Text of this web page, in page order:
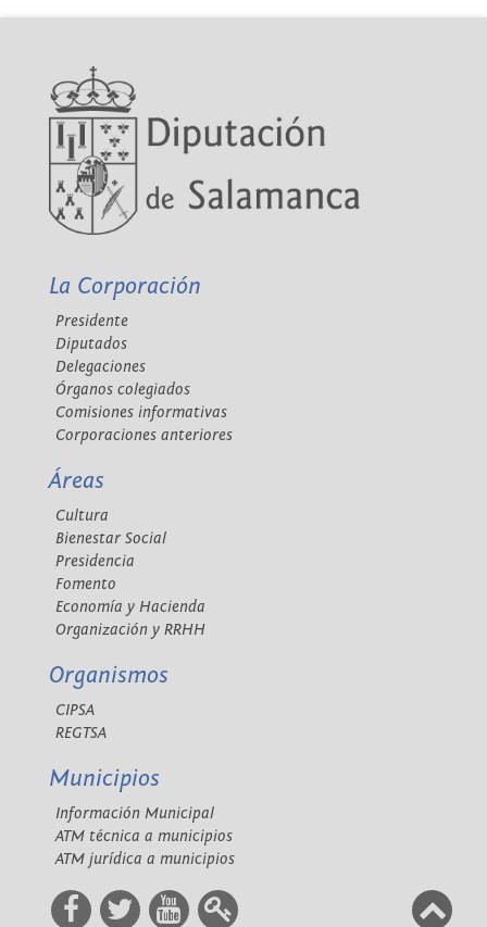
La Corporación
Presidente
Diputados
Delegaciones
Órganos colegiados
Comisiones informativas
Corporaciones anteriores
Áreas
Cultura
Bienestar Social
Presidencia
Fomento
Economía y Hacienda
Organización y RRHH
Organismos
CIPSA
REGTSA
Municipios
Información Municipal
ATM técnica a municipios
ATM jurídica a municipios